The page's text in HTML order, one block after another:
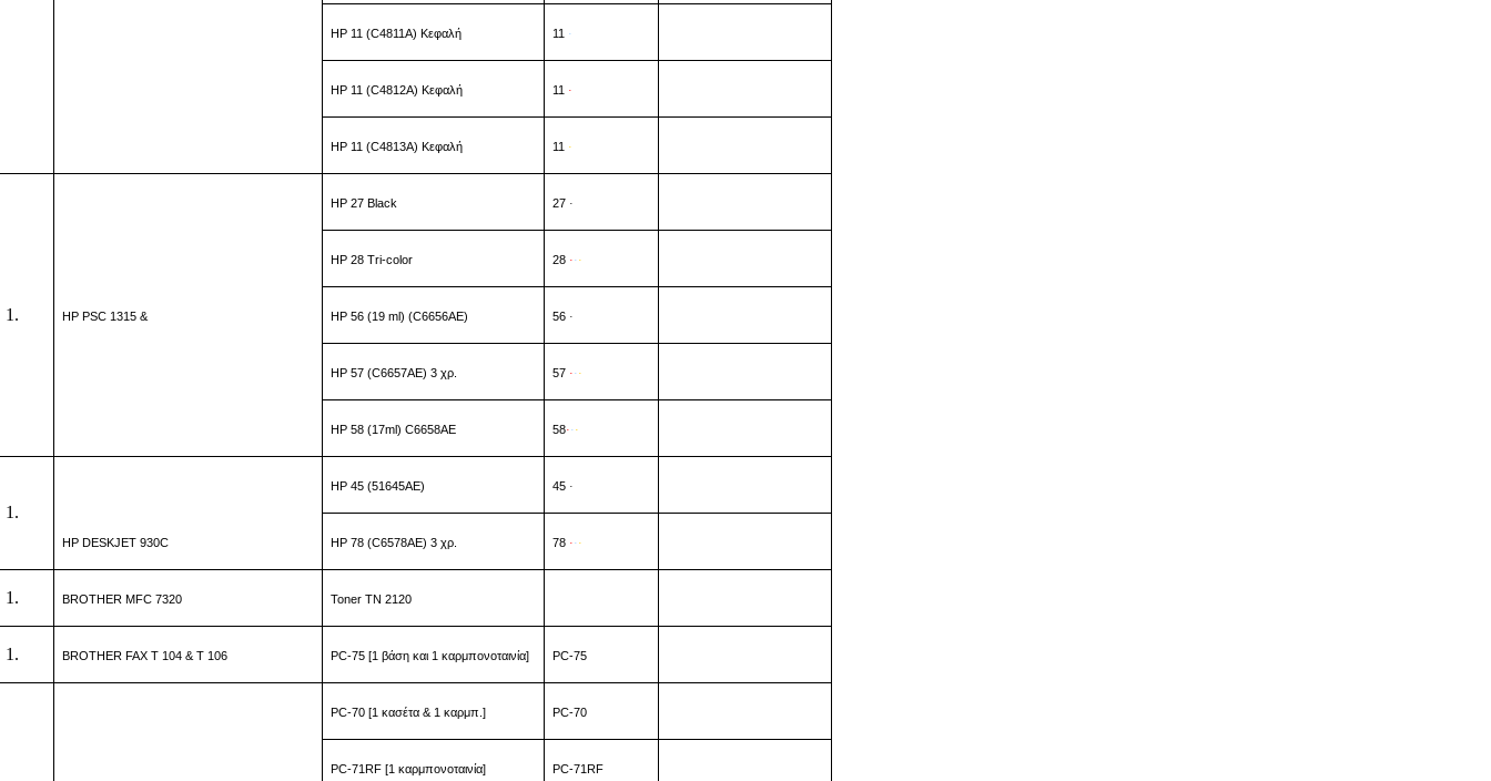
HP 11 (C4811A) Κεφαλή 11 ·
HP 11 (C4812A) Κεφαλή 11 ·
HP 11 (C4813A) Κεφαλή 11 ·
HP PSC 1315 &
HP 27 Black 27 ·
HP 28 Tri-color 28 ···
HP 56 (19 ml) (C6656AE) 56 ·
HP 57 (C6657AE) 3 χρ. 57 ···
HP 58 (17ml) C6658AE 58···
HP DESKJET 930C
HP 45 (51645AE) 45 ·
HP 78 (C6578AE) 3 χρ. 78 ···
BROTHERMFC 7320 Toner TN 2120
BROTHER FAX T 104 & Τ 106 PC-75 [1 βάση και 1 καρμπονοταινία] PC-75
PC-70 [1 κασέτα & 1 καρμπ.] PC-70
PC-71RF [1 καρμπονοταινία] PC-71RF